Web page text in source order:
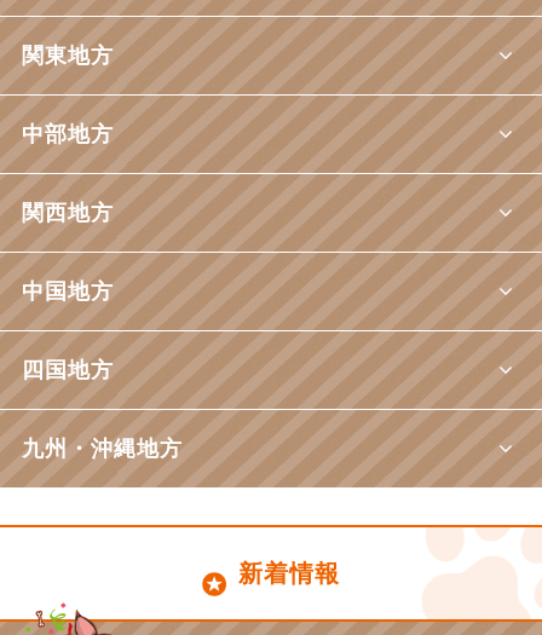
関東地方
中部地方
関西地方
中国地方
四国地方
九州・沖縄地方
新着情報